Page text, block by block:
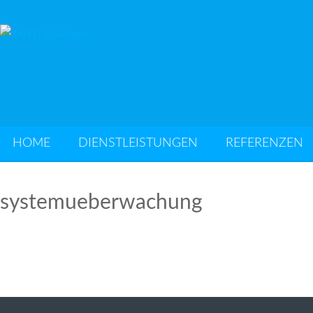
HOME DIENSTLEISTUNGEN REFERENZEN
systemueberwachung